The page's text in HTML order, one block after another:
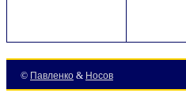
© Павленко & Носов